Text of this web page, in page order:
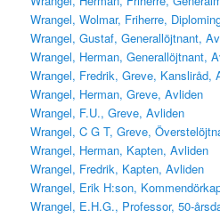
Wrangel, Wolmar, Friherre,
Wrangel, Gustaf, Generallöjtnant,
Wrangel, Herman, Generallöjtnant,
Wrangel, Fredrik, Greve, Kansliråd,
Wrangel, Herman, Greve, Avliden
Wrangel, F.U., Greve, Avliden
Wrangel, C G T, Greve,
Wrangel, Herman, Kapten, Avliden
Wrangel, Fredrik, Kapten, Avliden
Wrangel, Erik H:son,
Wrangel, E.H.G., Professor, 50-